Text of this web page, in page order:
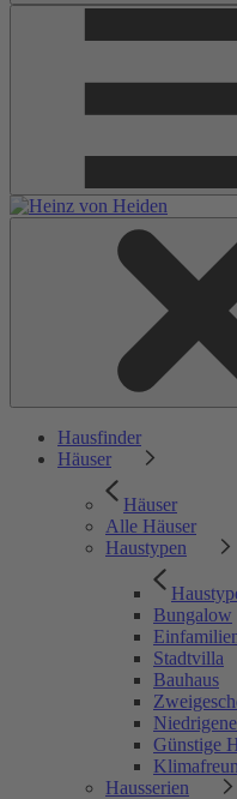
Hausfinder
Häuser
Häuser
Alle Häuser
Haustypen
Bungalow
Stadtvilla
Bauhaus
Günstige
Hausserien